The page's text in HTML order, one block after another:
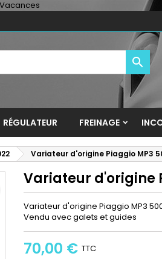

RÉGULATEUR FREINAGE
Variateur d'origine Piaggio MP3
Variateur d'origine
Variateur d'origine Piaggio MP3 500
Vendu avec galets et guides
70,00 € TTC
×
×
×
ajouter des produits à votre liste